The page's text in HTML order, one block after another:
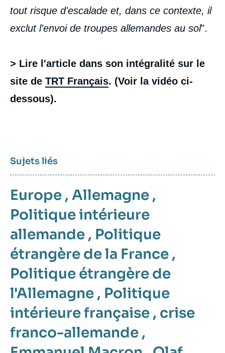
tout risque d'escalade et, dans ce contexte, il
exclut l'envoi de troupes allemandes au sol".
> Lire l'article dans son intégralité sur le
site de TRT Français. (Voir la vidéo ci-
dessous).
Sujets liés
Europe , Allemagne ,
Politique intérieure
allemande , Politique
étrangère de la France ,
Politique étrangère de
l'Allemagne , Politique
intérieure française , crise
franco-allemande ,